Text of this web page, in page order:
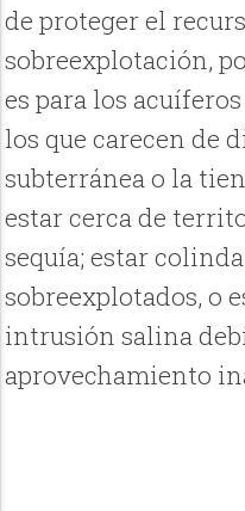
de proteger el
sobreexplotación,
es para los
los que carecen de
subterránea o la
estar cerca de
sequía; estar
sobreexplotados, o
intrusión salina
aprovechamiento